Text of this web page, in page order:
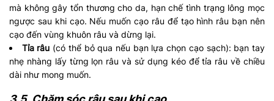
mà không gây tổn thương cho da, hạn chế tình trạng lông mọc
ngược sau khi cạo. Nếu muốn cạo râu để tạo hình râu bạn nên
cạo đến vùng khuôn râu và dừng lại.
Tỉa râu (có thể bỏ qua nếu bạn lựa chọn cạo sạch): bạn tay
nhẹ nhàng lấy từng lọn râu và sử dụng kéo để tỉa râu về chiều
dài như mong muốn.